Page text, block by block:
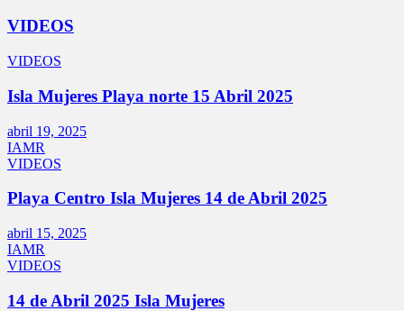
VIDEOS
VIDEOS
Isla Mujeres Playa norte 15 Abril 2025
abril 19, 2025
IAMR
VIDEOS
Playa Centro Isla Mujeres 14 de Abril 2025
abril 15, 2025
IAMR
VIDEOS
14 de Abril 2025 Isla Mujeres